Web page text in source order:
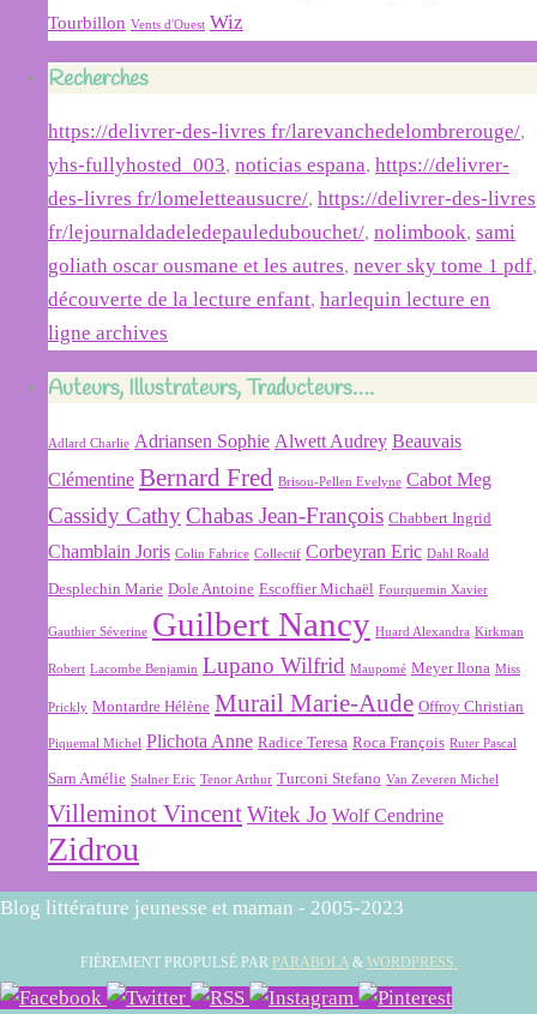
Tourbillon Vents d'Ouest Wiz
Recherches
https://delivrer-des-livres fr/larevanchedelombrerouge/,
yhs-fullyhosted_003, noticias espana, https://delivrer-
des-livres fr/lomeletteausucre/, https://delivrer-des-livres
fr/lejournaldadeledepauledubouchet/, nolimbook, sami
goliath oscar ousmane et les autres, never sky tome 1 pdf,
découverte de la lecture enfant, harlequin lecture en
ligne archives
Auteurs, Illustrateurs, Traducteurs….
Adlard Charlie Adriansen Sophie Alwett Audrey Beauvais
Clémentine Bernard Fred Brisou-Pellen Evelyne Cabot Meg
Cassidy CathyChabas Jean-François Chabbert Ingrid
Chamblain Joris Colin Fabrice Collectif Corbeyran Eric Dahl Roald
Desplechin Marie Dole Antoine Escoffier Michaël Fourquemin Xavier
Gauthier Séverine Guilbert Nancy Huard Alexandra Kirkman
Robert Lacombe Benjamin Lupano Wilfrid Maupomé Meyer Ilona Miss
Prickly Montardre Hélène Murail Marie-Aude Offroy Christian
Piquemal Michel Plichota Anne Radice Teresa Roca François Ruter Pascal
Sarn Amélie Stalner Eric Tenor Arthur Turconi Stefano Van Zeveren Michel
Villeminot VincentWitek Jo Wolf Cendrine
Zidrou
Blog littérature jeunesse et maman - 2005-2023
FIÈREMENT PROPULSÉ PAR PARABOLA & WORDPRESS.